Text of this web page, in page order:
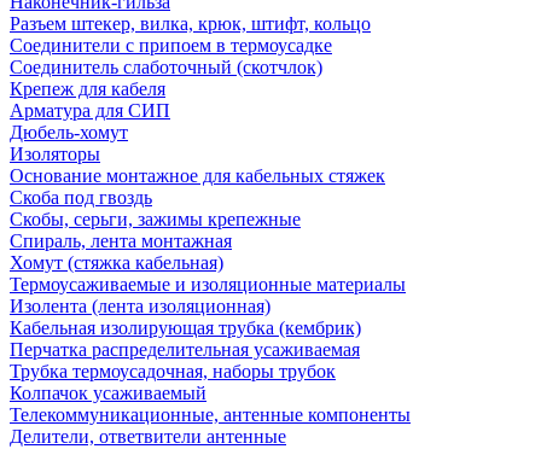
Разъем штекер, вилка, крюк, штифт, кольцо
Соединители с припоем в термоусадке
Соединитель слаботочный (скотчлок)
Крепеж для кабеля
Арматура для СИП
Дюбель-хомут
Изоляторы
Основание монтажное для кабельных стяжек
Скоба под гвоздь
Скобы, серьги, зажимы крепежные
Спираль, лента монтажная
Хомут (стяжка кабельная)
Термоусаживаемые и изоляционные материалы
Изолента (лента изоляционная)
Кабельная изолирующая трубка (кембрик)
Перчатка распределительная усаживаемая
Трубка термоусадочная, наборы трубок
Колпачок усаживаемый
Телекоммуникационные, антенные компоненты
Делители, ответвители антенные